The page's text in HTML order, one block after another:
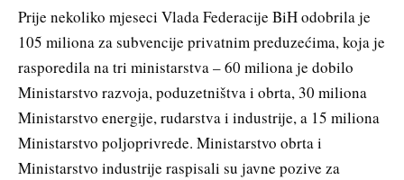
Prije nekoliko mjeseci Vlada Federacije BiH odobrila je
105 miliona za subvencije privatnim preduzećima, koja je
rasporedila na tri ministarstva – 60 miliona je dobilo
Ministarstvo razvoja, poduzetništva i obrta, 30 miliona
Ministarstvo energije, rudarstva i industrije, a 15 miliona
Ministarstvo poljoprivrede. Ministarstvo obrta i
Ministarstvo industrije raspisali su javne pozive za